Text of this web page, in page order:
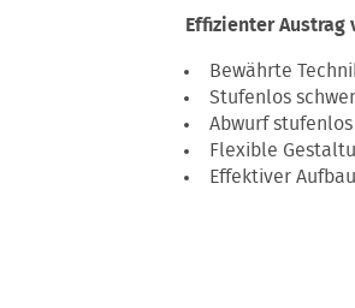
Effizienter Austrag
Bewährte
Stufenlos
Abwurf
Flexible
Effektiver